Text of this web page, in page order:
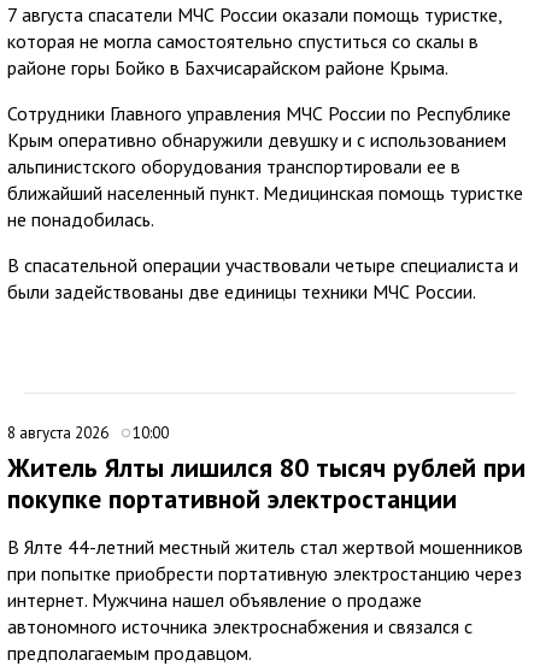
7 августа спасатели МЧС России оказали помощь туристке,
которая не могла самостоятельно спуститься со скалы в
районе горы Бойко в Бахчисарайском районе Крыма.
Сотрудники Главного управления МЧС России по Республике
Крым оперативно обнаружили девушку и с использованием
альпинистского оборудования транспортировали ее в
ближайший населенный пункт. Медицинская помощь туристке
не понадобилась.
В спасательной операции участвовали четыре специалиста и
были задействованы две единицы техники МЧС России.
8 августа 2026 10:00
Житель Ялты лишился 80 тысяч рублей при
покупке портативной электростанции
В Ялте 44-летний местный житель стал жертвой мошенников
при попытке приобрести портативную электростанцию через
интернет. Мужчина нашел объявление о продаже
автономного источника электроснабжения и связался с
предполагаемым продавцом.